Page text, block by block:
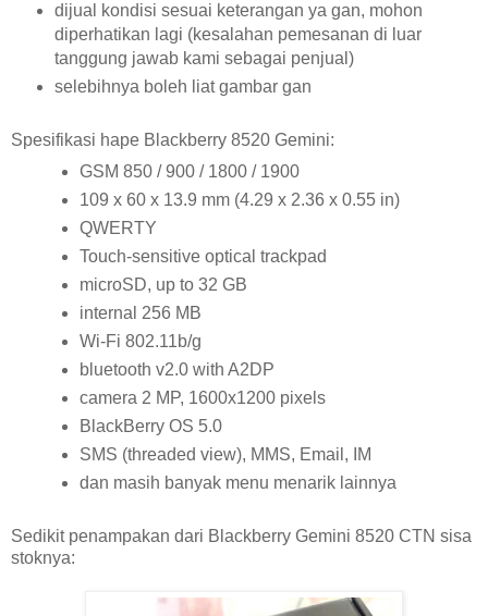
dijual kondisi sesuai keterangan ya gan, mohon
diperhatikan lagi (kesalahan pemesanan di luar
tanggung jawab kami sebagai penjual)
selebihnya boleh liat gambar gan
Spesifikasi hape Blackberry 8520 Gemini:
GSM 850 / 900 / 1800 / 1900
109 x 60 x 13.9 mm (4.29 x 2.36 x 0.55 in)
QWERTY
Touch-sensitive optical trackpad
microSD, up to 32 GB
internal 256 MB
Wi-Fi 802.11b/g
bluetooth v2.0 with A2DP
camera 2 MP, 1600x1200 pixels
BlackBerry OS 5.0
SMS (threaded view), MMS, Email, IM
dan masih banyak menu menarik lainnya
Sedikit penampakan dari Blackberry Gemini 8520 CTN sisa
stoknya: